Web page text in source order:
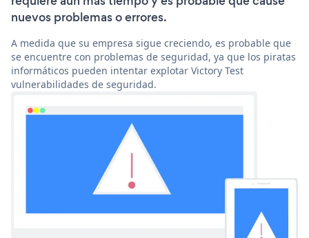
nuevos problemas o errores.
A medida que su empresa sigue creciendo, es probable que
se encuentre con problemas de seguridad, ya que los piratas
informáticos pueden intentar explotar Victory Test
vulnerabilidades de seguridad.